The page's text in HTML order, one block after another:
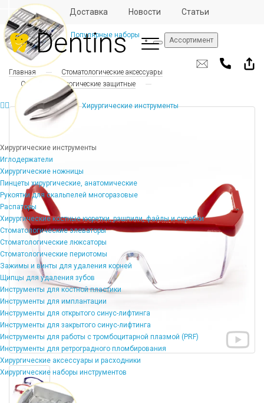
Отзывы Доставка Новости Статьи
Ассортимент
Популярные наборы
Хирургические инструменты
Хирургические инструменты
Иглодержатели
Хирургические ножницы
Пинцеты хирургические, анатомические
Рукоятки для скальпелей многоразовые
Распаторы
Хирургические костные кюретки, рашпили, файлы и скребки
Стоматологические элеваторы
Стоматологические люксаторы
Стоматологические периотомы
Зажимы и винты для удаления корней
Щипцы для удаления зубов
Инструменты для костной пластики
Инструменты для имплантации
Инструменты для открытого синус-лифтинга
Инструменты для закрытого синус-лифтинга
Инструменты для работы с тромбоцитарной плазмой (PRF)
Инструменты для ретроградного пломбирования
Хирургические аксессуары и расходники
Хирургические наборы инструментов
Главная
Стоматологические аксессуары
Очки стоматологические защитные